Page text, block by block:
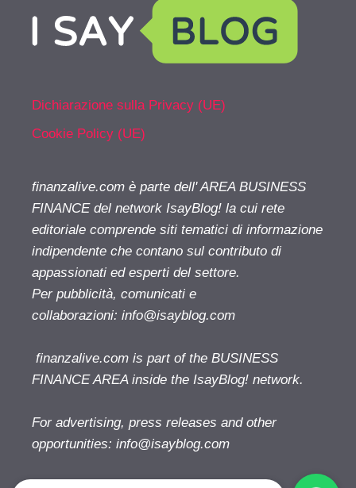
Dichiarazione sulla Privacy (UE)
Cookie Policy (UE)
finanzalive.com è parte dell' AREA BUSINESS
FINANCE del network IsayBlog! la cui rete
editoriale comprende siti tematici di informazione
indipendente che contano sul contributo di
appassionati ed esperti del settore.
Per pubblicità, comunicati e
collaborazioni: info@isayblog.com
finanzalive.com is part of the BUSINESS
FINANCE AREA inside the IsayBlog! network.
For advertising, press releases and other
opportunities: info@isayblog.com